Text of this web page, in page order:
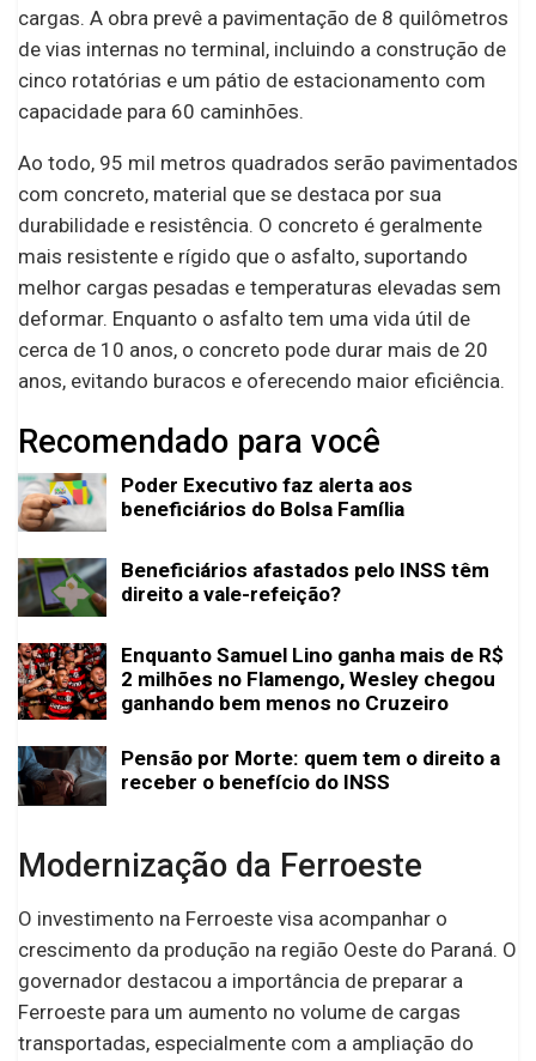
cargas. A obra prevê a pavimentação de 8 quilômetros
de vias internas no terminal, incluindo a construção de
cinco rotatórias e um pátio de estacionamento com
capacidade para 60 caminhões.
Ao todo, 95 mil metros quadrados serão pavimentados
com concreto, material que se destaca por sua
durabilidade e resistência. O concreto é geralmente
mais resistente e rígido que o asfalto, suportando
melhor cargas pesadas e temperaturas elevadas sem
deformar. Enquanto o asfalto tem uma vida útil de
cerca de 10 anos, o concreto pode durar mais de 20
anos, evitando buracos e oferecendo maior eficiência.
Recomendado para você
Poder Executivo faz alerta aos
beneficiários do Bolsa Família
Beneficiários afastados pelo INSS têm
direito a vale-refeição?
Enquanto Samuel Lino ganha mais de R$
2 milhões no Flamengo, Wesley chegou
ganhando bem menos no Cruzeiro
Pensão por Morte: quem tem o direito a
receber o benefício do INSS
Modernização da Ferroeste
O investimento na Ferroeste visa acompanhar o
crescimento da produção na região Oeste do Paraná. O
governador destacou a importância de preparar a
Ferroeste para um aumento no volume de cargas
transportadas, especialmente com a ampliação do